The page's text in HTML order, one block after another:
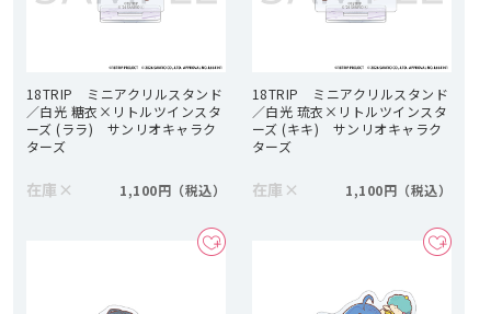
18TRIP ミニアクリルスタンド
／白光 糖衣×リトルツインスタ
ーズ (ララ) サンリオキャラク
ターズ
在庫 × 1,100円
18TRIP ミニアクリルスタンド
／白光 琉衣×リトルツインスタ
ーズ (キキ) サンリオキャラク
ターズ
在庫 × 1,100円